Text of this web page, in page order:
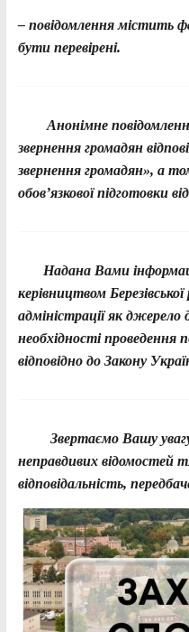
– повідомлення містить
бути перевірені.
Анонімне
звернення громадян
звернення громадян», а
обов’язкової підготовки
Надана Вами
керівництвом
адміністрації як
необхідності проведення
відповідно до Закону
Звертаємо Вашу увагу,
неправдивих відомостей
відповідальність,